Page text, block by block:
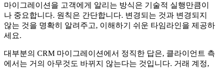
마이그레이션을 고객에게 알리는 방식은 기술적 실행만큼이
나 중요합니다. 원칙은 간단합니다. 변경되는 것과 변경되지
않는 것을 명확히 알려주고, 이해하기 쉬운 타임라인을 제공하
세요.
대부분의 CRM 마이그레이션에서 정직한 답은, 클라이언트 측
에서는 거의 아무것도 바뀌지 않는다는 것입니다. 거래 계정,